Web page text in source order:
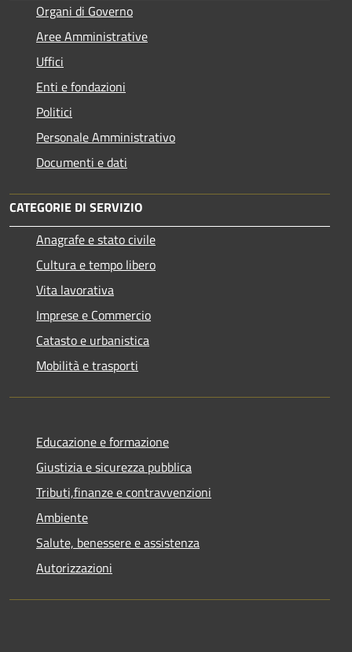
Organi di Governo
Aree Amministrative
Uffici
Enti e fondazioni
Politici
Personale Amministrativo
Documenti e dati
CATEGORIE DI SERVIZIO
Anagrafe e stato civile
Cultura e tempo libero
Vita lavorativa
Imprese e Commercio
Catasto e urbanistica
Mobilità e trasporti
Educazione e formazione
Giustizia e sicurezza pubblica
Tributi,finanze e contravvenzioni
Ambiente
Salute, benessere e assistenza
Autorizzazioni